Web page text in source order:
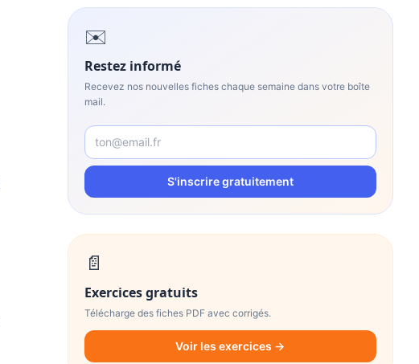
✉️
Restez informé
Recevez nos nouvelles fiches chaque semaine dans votre boîte
mail.
S'inscrire gratuitement
📄
Exercices gratuits
Télécharge des fiches PDF avec corrigés.
Voir les exercices →